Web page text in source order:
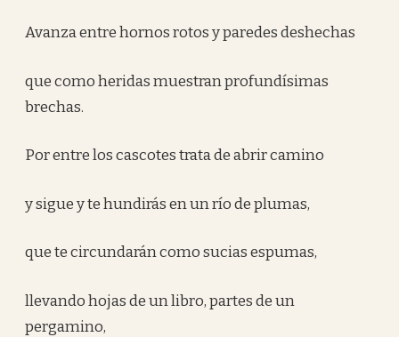
Avanza entre hornos rotos y paredes deshechas
que como heridas muestran profundísimas
brechas.
Por entre los cascotes trata de abrir camino
y sigue y te hundirás en un río de plumas,
que te circundarán como sucias espumas,
llevando hojas de un libro, partes de un
pergamino,